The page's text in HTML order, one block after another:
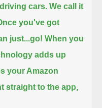
cars. We call it
you've got
just...go! When you
adds up
your Amazon
straight to the app,